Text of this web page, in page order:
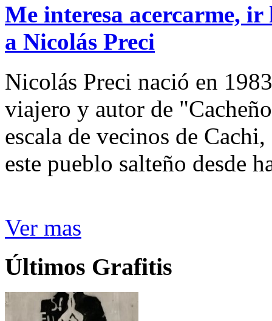
Me interesa acercarme,
a Nicolás Preci
Nicolás Preci nació en
viajero y autor de
escala de vecinos de
este pueblo salteño desde
Ver mas
Últimos Grafitis